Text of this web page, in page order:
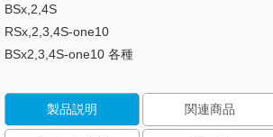
BSx,2,4S
RSx,2,3,4S-one10
BSx2,3,4S-one10 各種
製品説明 関連商品